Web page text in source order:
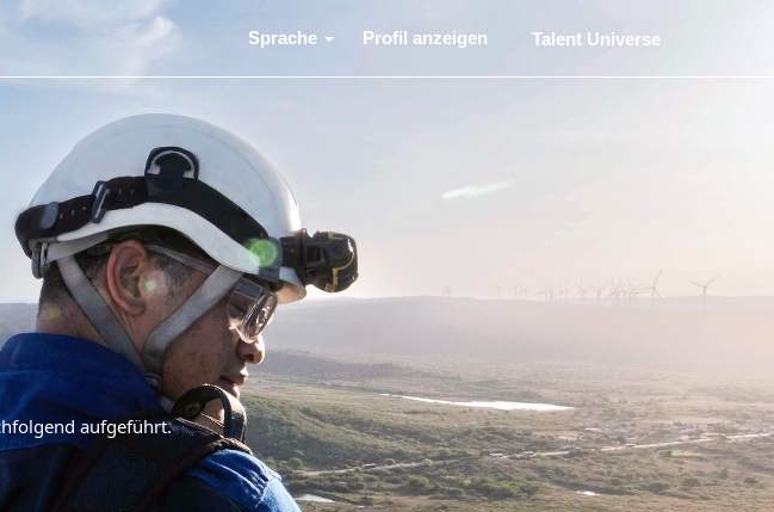
Sprache Profil anzeigen Talent Universe
aufgeführt.